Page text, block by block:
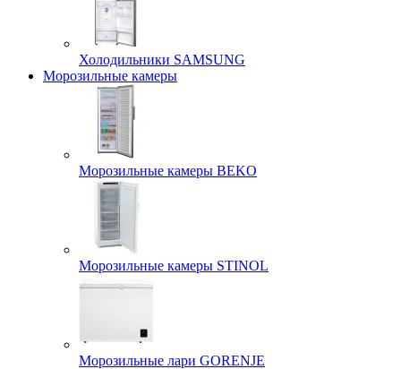
Холодильники SAMSUNG
Морозильные камеры
Морозильные камеры BEKO
Морозильные камеры STINOL
Морозильные лари GORENJE